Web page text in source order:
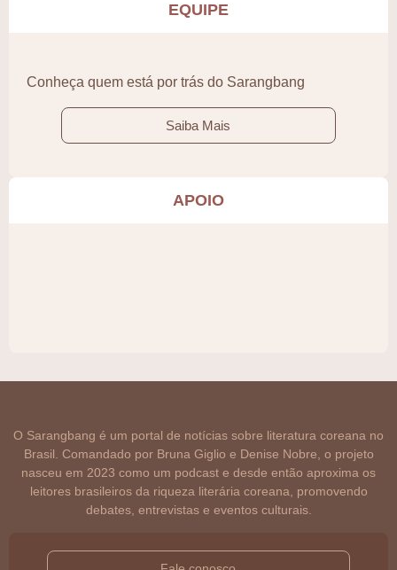
EQUIPE
Conheça quem está por trás do Sarangbang
Saiba Mais
APOIO
O Sarangbang é um portal de notícias sobre literatura coreana no
Brasil. Comandado por Bruna Giglio e Denise Nobre, o projeto
nasceu em 2023 como um podcast e desde então aproxima os
leitores brasileiros da riqueza literária coreana, promovendo
debates, entrevistas e eventos culturais.